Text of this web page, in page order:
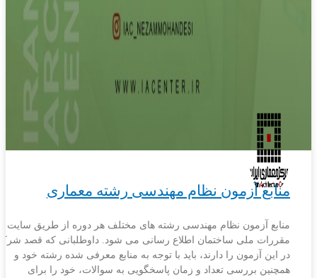
منابع آزمون نظام مهندسی رشته معماری
منابع آزمون نظام مهندسی رشته های مختلف هر دوره از طریق سایت
مقررات ملی ساختمان اطلاع رسانی می شود. داوطلبانی که قصد
در این آزمون را دارند، باید با توجه به منابع معرفی شده رشته خود و
همچنین بررسی تعداد و زمان پاسخگویی به سوالات، خود را برای